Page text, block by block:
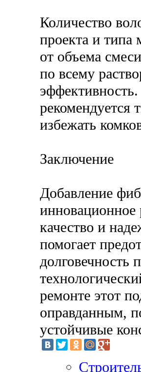
Количество
проекта и типа
от объема
по всему
рекомендуется
избежать
Заключение
Добавление
инновационное
качество и
помогает
долговечность
ремонте этот
оправданным,
устойчивые